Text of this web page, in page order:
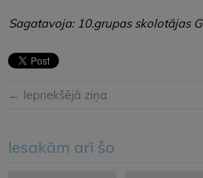
Sagatavoja: 10.grupas skolotājas
← Iepriekšējā ziņa
Iesakām arī šo